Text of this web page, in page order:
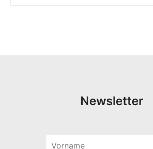
Newsletter